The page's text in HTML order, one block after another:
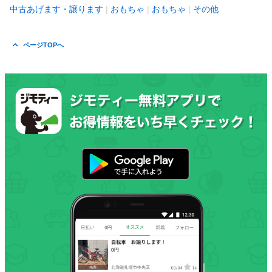
中古あげます・譲ります おもちゃ おもちゃ その他
ページTOPへ